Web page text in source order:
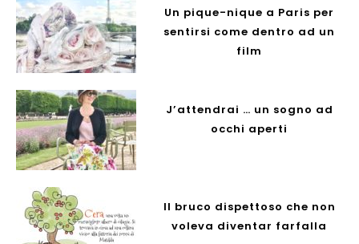
Un pique-nique a Paris per
sentirsi come dentro ad un
film
J’attendrai … un sogno ad
occhi aperti
Il bruco dispettoso che non
voleva diventar farfalla